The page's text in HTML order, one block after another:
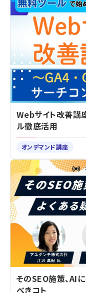
Webサイト改善講
ル徹底活用
オンデマンド講座
そのSEO施策、AI
べきコト